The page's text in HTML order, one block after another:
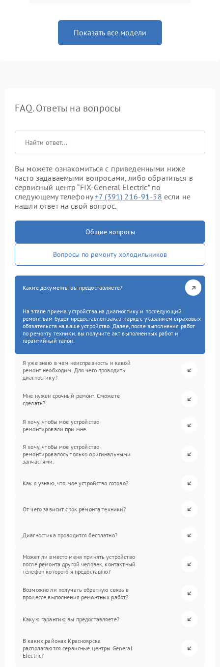
Показать все модели
FAQ. Ответы на вопросы
Вы можете ознакомиться с приведенными ниже
часто задаваемыми вопросами, либо обратиться в
сервисный центр “FIX-General Electric” по
следующему телефону+7 (391) 216-91-58 если не
нашли ответ на свой вопрос.
Общие вопросы
Вопросы по ремонту холодильников
Какие документы вы предоставляете?
На этапе приема устройства на диагностику и последующий
ремонт вам будет предоставлен заказ-наряд с указанием страховых
обязательств на ваше устройство. Далее, после выполнения работ
по ремонту техники, вы получите акт выполненных работ и
гарантийный талон.
Я уже знаю в чем неисправность и какой
ремонт необходим. Для чего проводить
диагностику?
Мне нужен срочный ремонт. Сможете
сделать?
Я хочу, чтобы мое устройство
ремонтировали при мне.
Я хочу, чтобы мое устройство
ремонтировалось только оригинальными
запчастями.
Как я узнаю, что мое устройство готово?
От чего зависит срок ремонта техники?
Диагностика проводится бесплатно?
Может ли вместо меня принять устройство
после ремонта другой человек, контактный
телефон которого я предоставлю?
Возможно ли получать обратную связь в
процессе выполнения ремонтных работ?
Какую гарантию вы предоставляете?
В каких районах Красноярска
располагаются сервисные центры General
Electric?